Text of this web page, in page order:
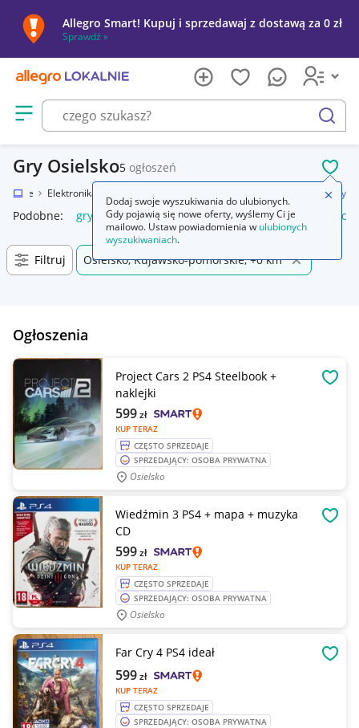
Allegro Smart! Kupuj i sprzedawaj z dostawą za 0 zł
Sprawdź »
Otwórz menu z kategoriami
szukaj
Gry Osielsko5 ogłoszeń
Elektronika Gry
Podobne: gry gry ps5 gry ps4 karty do gry gry
Filtruj Osielsko, Kujawsko-pomorskie, +0 km
Ogłoszenia
Project Cars 2 PS4 Steelbook +
naklejki
KUP TERAZ
599zł
CZĘSTO SPRZEDAJE
SPRZEDAJĄCY: OSOBA PRYWATNA
Osielsko
Wiedźmin 3 PS4 + mapa + muzyka
CD
KUP TERAZ
599zł
CZĘSTO SPRZEDAJE
SPRZEDAJĄCY: OSOBA PRYWATNA
Osielsko
Far Cry 4 PS4 ideał
KUP TERAZ
599zł
CZĘSTO SPRZEDAJE
SPRZEDAJĄCY: OSOBA PRYWATNA
Dodaj swoje wyszukiwania do ulubionych.
Gdy pojawią się nowe oferty, wyślemy Ci je
mailowo. Ustaw powiadomienia w ulubionych
wyszukiwaniach.